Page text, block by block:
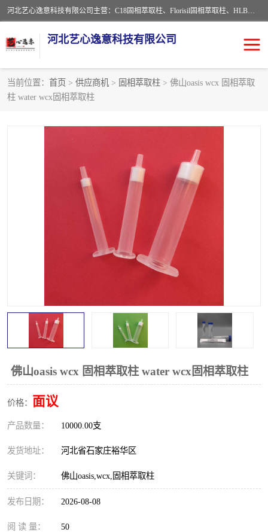
河北艺心逸意科技有限公司主营：C18固相萃取柱、Florisil固相萃取柱、HLB固相萃取柱、MCX固相萃取柱、QuEChERS、固相萃取空柱、针式过滤器 、固相萃取柱、黄曲霉毒素亲和柱。全国咨询热线：18630105913。河北艺心逸意科技有限公司接受来样定做，我们秉承着“顾客至上，锐意进取”的经营理念，坚持客户至上的原则为广大客户提供优质的服务，欢迎广大客户惠顾！免费咨询！
河北艺心逸意科技有限公司
当前位置： 首页 > 供应商机 > 固相萃取柱 > 佛山oasis wcx 固相萃取
柱 water wcx固相萃取柱
佛山oasis wcx 固相萃取柱 water wcx固相萃取柱
价格： 面议
产品数量： 10000.00支
发货地址： 河北省石家庄裕华区
关键词： 佛山oasis,wcx,固相萃取柱
发布日期： 2026-08-08
阅 读 量： 50
固相萃取柱
SPE填料
过滤器/滤膜
SPE配件
96孔板